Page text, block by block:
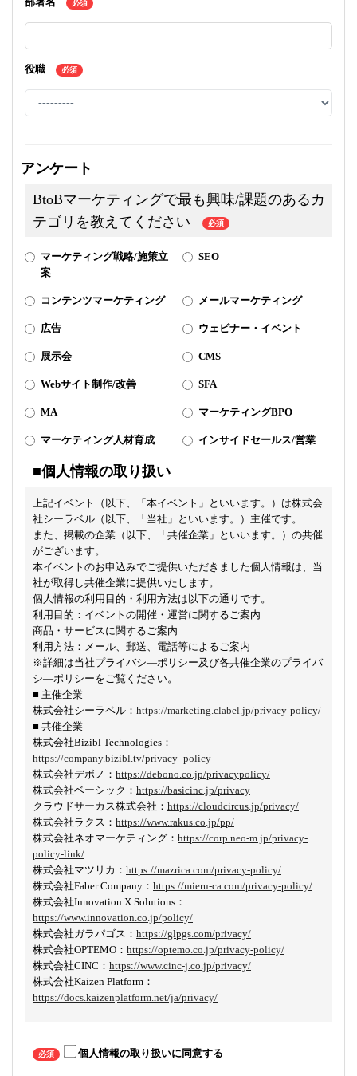
必須
役職 必須
アンケート
BtoBマーケティングで最も興味/課題のあるカ
テゴリを教えてください
必須
マーケティング戦略/施策立
案
SEO
コンテンツマーケティング メールマーケティング
広告 ウェビナー・イベント
展示会 CMS
Webサイト制作/改善 SFA
MA マーケティングBPO
マーケティング人材育成 インサイドセールス/営業
■個人情報の取り扱い
上記イベント（以下、「本イベント」といいます。）は株式会
社シーラベル（以下、「当社」といいます。）主催です。
また、掲載の企業（以下、「共催企業」といいます。）の共催
がございます。
本イベントのお申込みでご提供いただきました個人情報は、当
社が取得し共催企業に提供いたします。
個人情報の利用目的・利用方法は以下の通りです。
利用目的：イベントの開催・運営に関するご案内
商品・サービスに関するご案内
利用方法：メール、郵送、電話等によるご案内
※詳細は当社プライバシ―ポリシー及び各共催企業のプライバ
シ―ポリシーをご覧ください。
■ 主催企業
株式会社シーラベル： https://marketing.clabel.jp/privacy-policy/
■ 共催企業
株式会社Bizibl Technologies：
https://company.bizibl.tv/privacy_policy
株式会社デボノ： https://debono.co.jp/privacypolicy/
株式会社ベーシック： https://basicinc.jp/privacy
クラウドサーカス株式会社： https://cloudcircus.jp/privacy/
株式会社ラクス： https://www.rakus.co.jp/pp/
株式会社ネオマーケティング： https://corp.neo-m.jp/privacy-
policy-link/
株式会社マツリカ： https://mazrica.com/privacy-policy/
株式会社Faber Company： https://mieru-ca.com/privacy-policy/
株式会社Innovation X Solutions：
https://www.innovation.co.jp/policy/
株式会社ガラパゴス： https://glpgs.com/privacy/
株式会社OPTEMO： https://optemo.co.jp/privacy-policy/
株式会社CINC： https://www.cinc-j.co.jp/privacy/
株式会社Kaizen Platform：
https://docs.kaizenplatform.net/ja/privacy/
必須 個人情報の取り扱いに同意する